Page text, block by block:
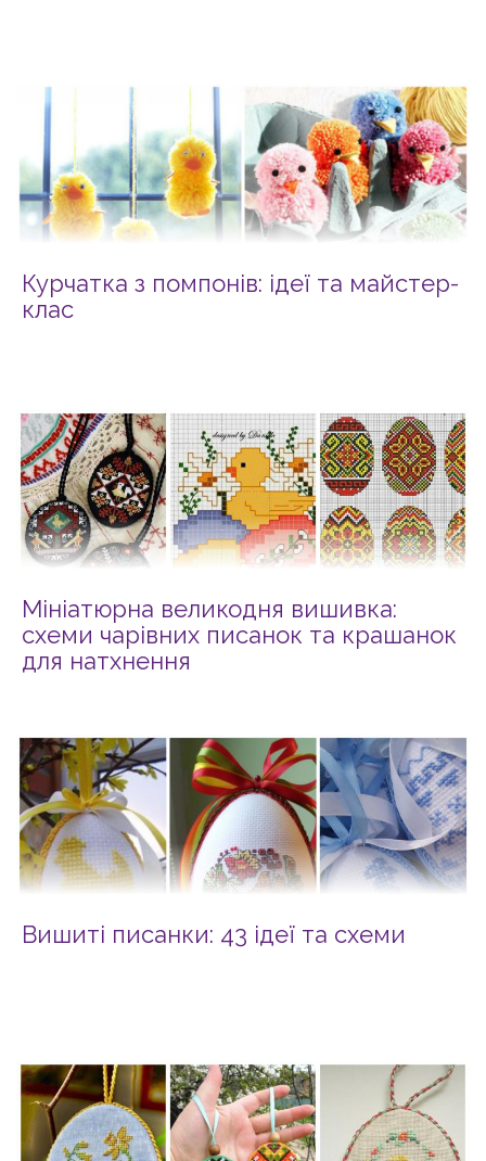
Курчатка з помпонів: ідеї та майстер-
клас
Мініатюрна великодня вишивка:
схеми чарівних писанок та крашанок
для натхнення
Вишиті писанки: 43 ідеї та схеми